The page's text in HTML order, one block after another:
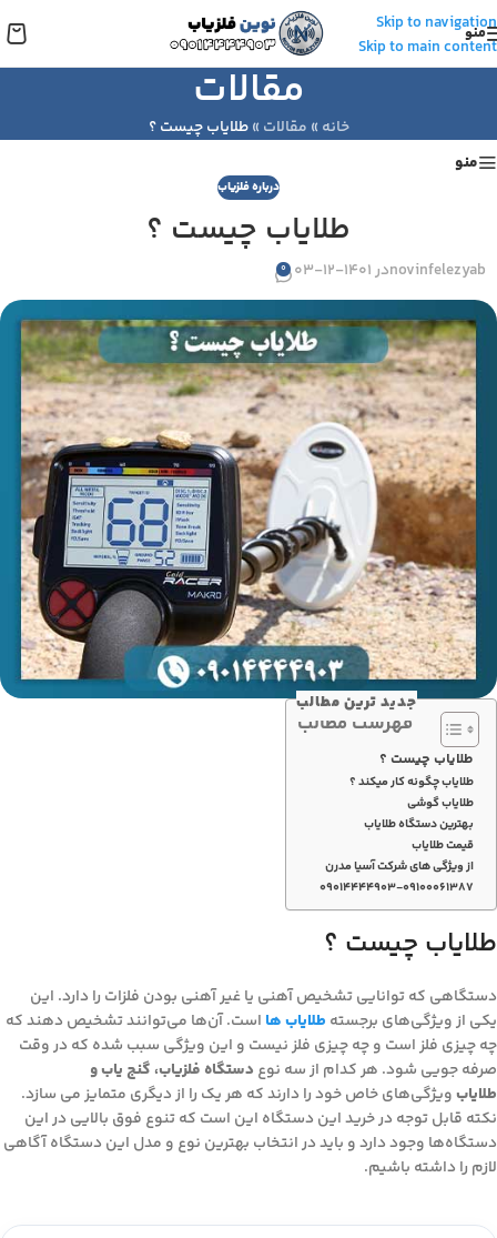
Skip to navigation
Skip to main content
منو
مقالات
خانه » مقالات »طلایاب چیست ؟
منو
درباره فلزیاب
طلایاب چیست ؟
novinfelezyabدر 1401-12-03 0
جدید ترین مطالب
فهرست مطالب
طلایاب چیست ؟
طلایاب چگونه کار میکند ؟
طلایاب گوشی
بهترین دستگاه طلایاب
قیمت طلایاب
از ویژگی های شرکت آسیا مدرن
۰۹۰۱۴۴۴۴۹۰۳-۰۹۱۰۰۰۶۱۳۸۷
طلایاب چیست ؟
دستگاهی که توانایی تشخیص آهنی یا غیر آهنی بودن فلزات را دارد. این
یکی از ویژگی‌های برجسته طلایاب ها است. آن‌ها می‌توانند تشخیص دهند که
چه چیزی فلز است و چه چیزی فلز نیست و این ویژگی سبب شده که در وقت
صرفه جویی شود. هر کدام از سه نوع دستگاه فلزیاب، گنج یاب و
طلایابویژگی‌های خاص خود را دارند که هر یک را از دیگری متمایز می سازد.
نکته قابل توجه در خرید این دستگاه این است که تنوع فوق بالایی در این
دستگاه‌ها وجود دارد و باید در انتخاب بهترین نوع و مدل این دستگاه آگاهی‌
لازم را داشته باشیم.